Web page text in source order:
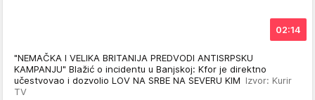
02:14
"NEMAČKA I VELIKA BRITANIJA PREDVODI ANTISRPSKU
KAMPANJU" Blažić o incidentu u Banjskoj: Kfor je direktno
učestvovao i dozvolio LOV NA SRBE NA SEVERU KIM Izvor: Kurir
TV